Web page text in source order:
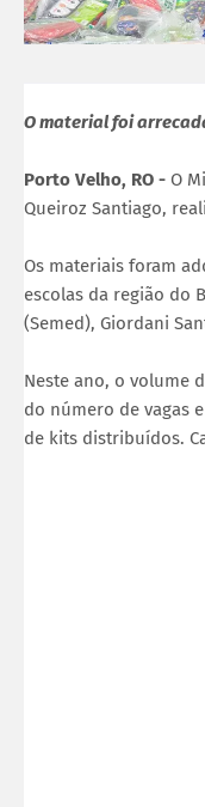
O material foi
Porto Velho, RO - O
Queiroz Santiago,
Os materiais foram
escolas da região do
(Semed), Giordani
Neste ano, o volume
do número de vagas
de kits distribuídos.